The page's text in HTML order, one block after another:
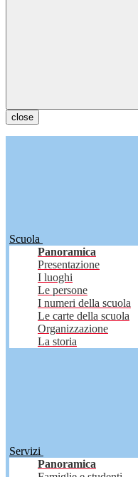
close
Scuola
Panoramica
Presentazione
I luoghi
Le persone
I numeri della scuola
Le carte della scuola
Organizzazione
La storia
Servizi
Panoramica